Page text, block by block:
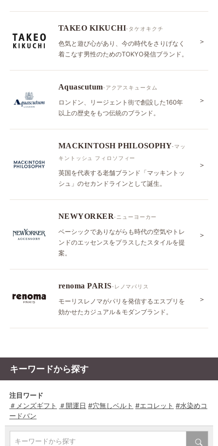
TAKEO KIKUCHI-タケオキクチ
色気と遊び心があり、今の時代をさりげなく
着こなす男性のためのTOKYO発信ブランド。
＞
Aquascutum-アクアスキュータム
ロンドン、リージェント街で創設した160年
以上の歴史をもつ伝統のブランド。
＞
MACKINTOSH PHILOSOPHY-マッ
キントッシュ フィロソフィー
英国を代表する老舗ブランド「マッキントッ
シュ」のセカンドラインとして誕生。
＞
NEWYORKER-ニューヨーカー
ベーシックでありながらも時代の空気やトレ
ンドのエッセンスをプラスしたスタイルを提
案。
＞
renoma PARIS-レノマパリス
モーリスレノマがパリを発信するエスプリを
効かせたカジュアル＆モダンブランド。
＞
キーワードから探す
注目ワード
＃メンズギフト ＃開運日 #穴無しベルト #エコレット #水染めコ
ードバン
キーワードから探す